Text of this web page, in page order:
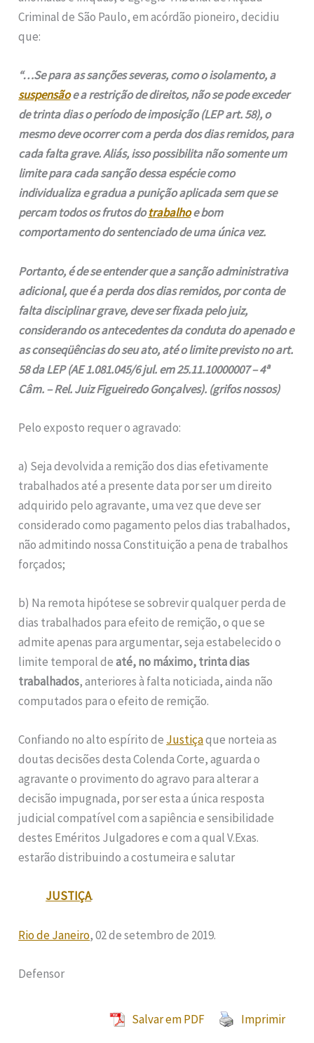
Criminal de São Paulo, em acórdão pioneiro, decidiu
que:
“…Se para as sanções severas, como o isolamento, a
suspensãoe a restrição de direitos, não se podeexceder
de trinta dias o período de imposição (LEP art. 58), o
mesmo deve ocorrer com a perda dos dias remidos, para
cada falta grave. Aliás, isso possibilita não somente um
limite para cada sanção dessa espécie como
individualiza e gradua a punição aplicada sem que se
percam todos os frutos dotrabalhoe bom
comportamento do sentenciado de uma única vez.
Portanto, é de se entender que a sanção administrativa
adicional, que é a perda dos dias remidos, por conta de
falta disciplinar grave, deve ser fixada pelo juiz,
considerando os antecedentes da conduta do apenado e
as conseqüências do seu ato, até o limite previsto no art.
58 da LEP (AE 1.081.045/6 jul. em 25.11.10000007 – 4ª
Câm. – Rel. Juiz Figueiredo Gonçalves). (grifos nossos)
Pelo exposto requer o agravado:
a) Seja devolvida a remição dos dias efetivamente
trabalhados até a presente data por ser um direito
adquirido pelo agravante, uma vez que deve ser
considerado como pagamento pelos dias trabalhados,
não admitindo nossa Constituição a pena de trabalhos
forçados;
b) Na remota hipótese se sobrevir qualquer perda de
dias trabalhados para efeito de remição, o que se
admite apenas para argumentar, seja estabelecido o
limite temporal deaté, no máximo, trinta dias
trabalhados, anteriores à falta noticiada, ainda não
computados para o efeito de remição.
Confiando no alto espírito de Justiçaque norteia as
doutas decisões desta Colenda Corte, aguarda o
agravante o provimento do agravo para alterar a
decisão impugnada, por ser esta a única resposta
judicial compatível com a sapiência e sensibilidade
destes Eméritos Julgadores e com a qual V.Exas.
estarão distribuindo a costumeira e salutar
JUSTIÇA.
Rio de Janeiro, 02 de setembro de 2019.
Defensor
Salvar em PDF Imprimir